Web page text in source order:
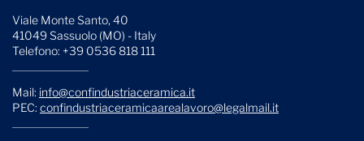
Viale Monte Santo, 40
41049 Sassuolo (MO) - Italy
Telefono: +39 0536 818 111
Mail: info@confindustriaceramica.it
PEC: confindustriaceramicaarealavoro@legalmail.it